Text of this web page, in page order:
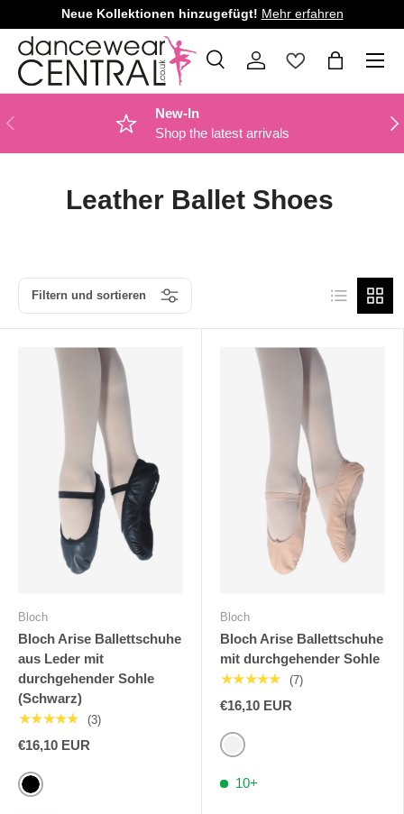
DIREKT ZUM INHALT
Neue Kollektionen hinzugefügt! Mehr erfahren
Suchen
Art
SucheEinloggen
VORHERIGE
New-In
Shop the latest arrivals
Leather Ballet Shoes
Filtern und sortieren Produktliste
Bloch
Bloch Arise Ballettschuhe
aus Leder mit
durchgehender Sohle
(Schwarz)
★★★★★ (3)
€16,10 EUR
Schwarz
Bloch
Bloch Arise Ballettschuhe
mit durchgehender Sohle
★★★★★ (7)
€16,10 EUR
Rosa
10+